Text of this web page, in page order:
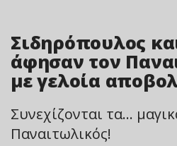
Σιδηρόπουλος
άφησαν τον
με γελοία
Συνεχίζονται τα…
Παναιτωλικός!